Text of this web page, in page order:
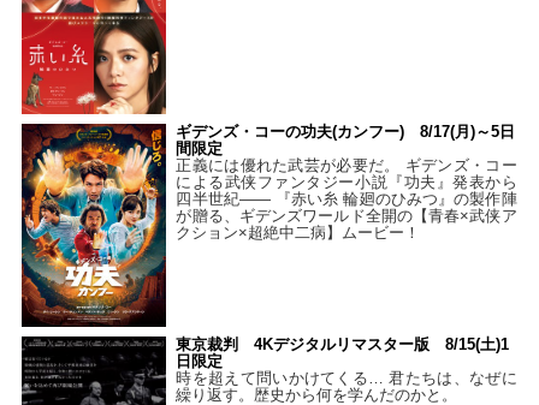
ギデンズ・コーの功夫(カンフー) 8/17(月)～5日
間限定
正義には優れた武芸が必要だ。 ギデンズ・コー
による武侠ファンタジー小説『功夫』発表から
四半世紀―― 『赤い糸 輪廻のひみつ』の製作陣
が贈る、ギデンズワールド全開の【青春×武侠ア
クション×超絶中二病】ムービー！
東京裁判 4Kデジタルリマスター版 8/15(土)1
日限定
時を超えて問いかけてくる… 君たちは、なぜに
繰り返す。歴史から何を学んだのかと。